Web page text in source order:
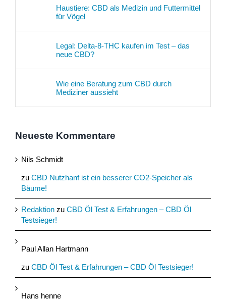
Haustiere: CBD als Medizin und Futtermittel
für Vögel
Legal: Delta-8-THC kaufen im Test – das
neue CBD?
Wie eine Beratung zum CBD durch
Mediziner aussieht
Neueste Kommentare
Nils Schmidt
zu CBD Nutzhanf ist ein besserer CO2-Speicher als
Bäume!
Redaktion zu CBD Öl Test & Erfahrungen – CBD Öl
Testsieger!
Paul Allan Hartmann
zu CBD Öl Test & Erfahrungen – CBD Öl Testsieger!
Hans henne